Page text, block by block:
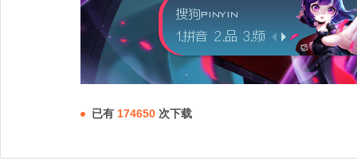
已有 174650 次下载